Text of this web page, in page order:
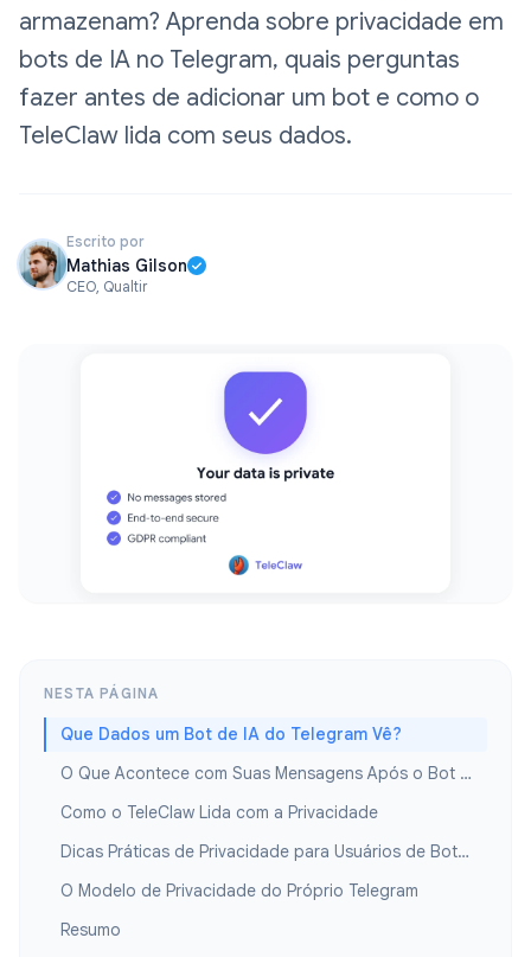
armazenam? Aprenda sobre privacidade em
bots de IA no Telegram, quais perguntas
fazer antes de adicionar um bot e como o
TeleClaw lida com seus dados.
Escrito por
Mathias Gilson
CEO, Qualtir
NESTA PÁGINA
Que Dados um Bot de IA do Telegram Vê?
O Que Acontece com Suas Mensagens Após o Bot Processá-las?
Como o TeleClaw Lida com a Privacidade
Dicas Práticas de Privacidade para Usuários de Bots no Telegram
O Modelo de Privacidade do Próprio Telegram
Resumo